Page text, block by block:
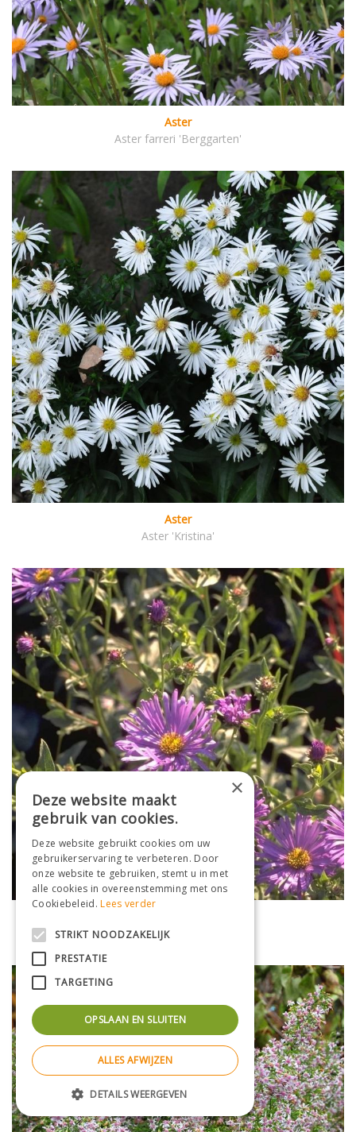
Aster
Aster farreri 'Berggarten'
Aster
Aster 'Kristina'
Aster x frikartii 'Jungfrau'
×
Deze website maakt
gebruik van cookies.
Deze website gebruikt cookies om uw
gebruikerservaring te verbeteren. Door
onze website te gebruiken, stemt u in met
alle cookies in overeenstemming met ons
Cookiebeleid.Lees verder
STRIKT NOODZAKELIJK
PRESTATIE
TARGETING
OPSLAAN EN SLUITEN
ALLES AFWIJZEN
DETAILS WEERGEVEN